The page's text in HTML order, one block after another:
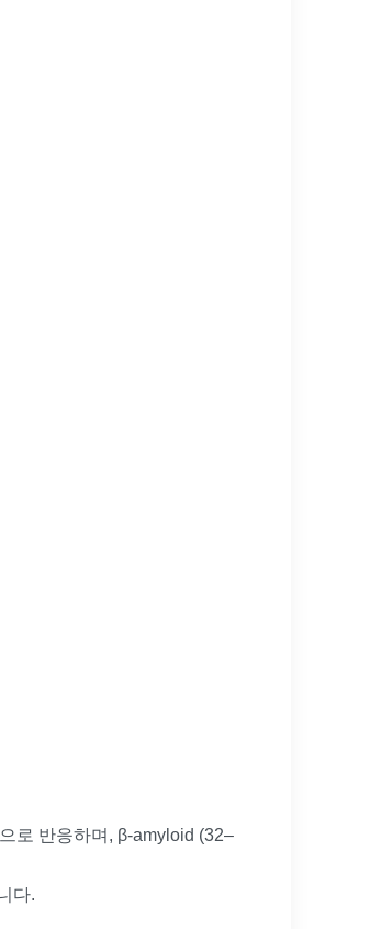
로 반응하며, β-amyloid (32–
다.